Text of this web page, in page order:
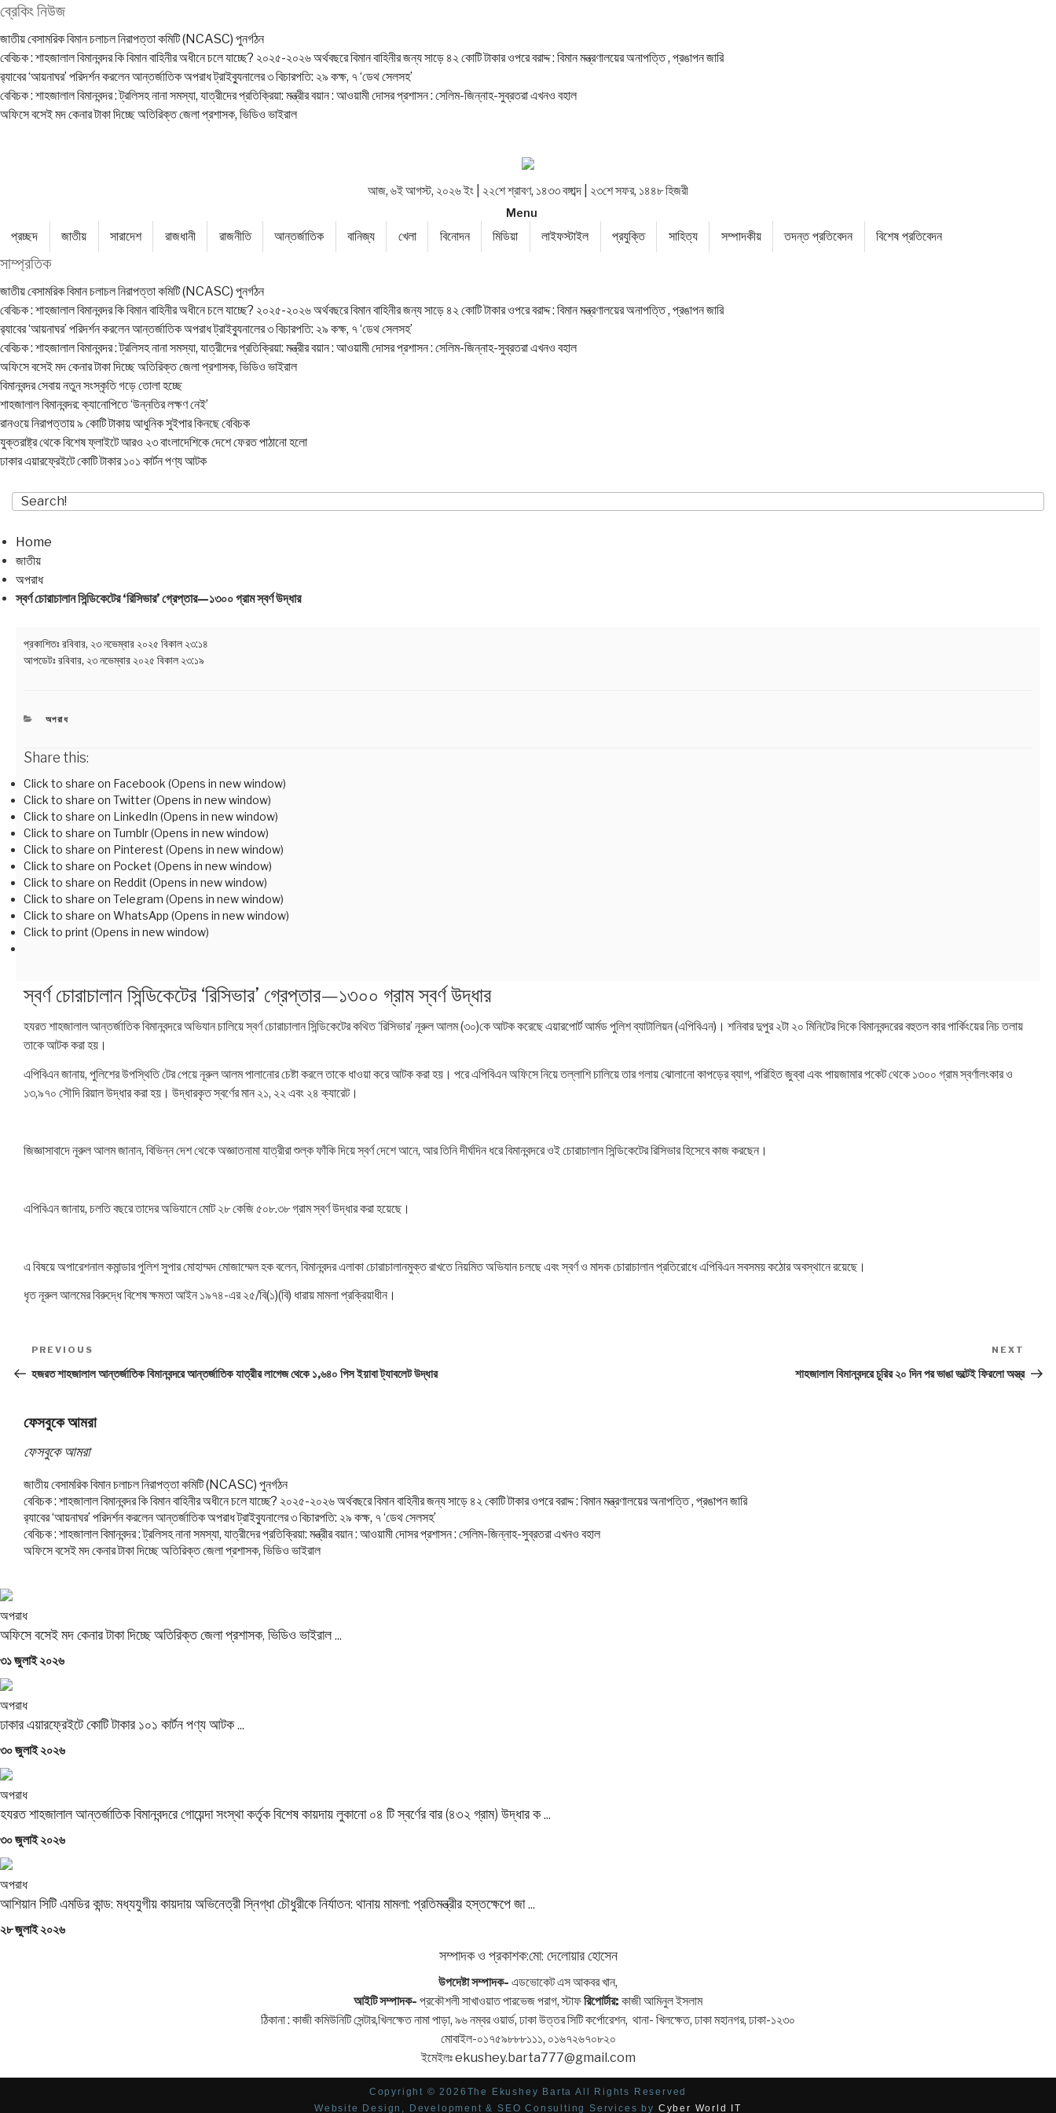
ব্রেকিং নিউজ
জাতীয় বেসামরিক বিমান চলাচল নিরাপত্তা কমিটি (NCASC) পুনর্গঠন
বেবিচক : শাহজালাল বিমানবন্দর কি বিমান বাহিনীর অধীনে চলে যাচ্ছে? ২০২৫-২০২৬ অর্থবছরে বিমান বাহিনীর জন্য সাড়ে ৪২ কোটি টাকার ওপরে বরাদ্দ : বিমান মন্ত্রণালয়ের অনাপত্তি , প্রঙাপন জারি
র‍্যাবের ‘আয়নাঘর’ পরিদর্শন করলেন আন্তর্জাতিক অপরাধ ট্রাইব্যুনালের ৩ বিচারপতি: ২৯ কক্ষ, ৭ ‘ডেথ সেলসহ’
বেবিচক : শাহজালাল বিমানবন্দর : ট্রলিসহ নানা সমস্যা, যাত্রীদের প্রতিক্রিয়া: মন্ত্রীর বয়ান : আওয়ামী দোসর প্রশাসন : সেলিম-জিন্নাহ-সুব্রতরা এখনও বহাল
অফিসে বসেই মদ কেনার টাকা দিচ্ছে অতিরিক্ত জেলা প্রশাসক, ভিডিও ভাইরাল
আজ, ৬ই আগস্ট, ২০২৬ ইং | ২২শে শ্রাবণ, ১৪৩৩ বঙ্গাব্দ | ২৩শে সফর, ১৪৪৮ হিজরী
Menu
প্রচ্ছদ জাতীয় সারাদেশ রাজধানী রাজনীতি আন্তর্জাতিক বানিজ্য খেলা বিনোদন মিডিয়া লাইফস্টাইল প্রযুক্তি সাহিত্য সম্পাদকীয় তদন্ত প্রতিবেদন বিশেষ প্রতিবেদন
সাম্প্রতিক
জাতীয় বেসামরিক বিমান চলাচল নিরাপত্তা কমিটি (NCASC) পুনর্গঠন
বেবিচক : শাহজালাল বিমানবন্দর কি বিমান বাহিনীর অধীনে চলে যাচ্ছে? ২০২৫-২০২৬ অর্থবছরে বিমান বাহিনীর জন্য সাড়ে ৪২ কোটি টাকার ওপরে বরাদ্দ : বিমান মন্ত্রণালয়ের অনাপত্তি , প্রঙাপন জারি
র‍্যাবের ‘আয়নাঘর’ পরিদর্শন করলেন আন্তর্জাতিক অপরাধ ট্রাইব্যুনালের ৩ বিচারপতি: ২৯ কক্ষ, ৭ ‘ডেথ সেলসহ’
বেবিচক : শাহজালাল বিমানবন্দর : ট্রলিসহ নানা সমস্যা, যাত্রীদের প্রতিক্রিয়া: মন্ত্রীর বয়ান : আওয়ামী দোসর প্রশাসন : সেলিম-জিন্নাহ-সুব্রতরা এখনও বহাল
অফিসে বসেই মদ কেনার টাকা দিচ্ছে অতিরিক্ত জেলা প্রশাসক, ভিডিও ভাইরাল
বিমানবন্দর সেবায় নতুন সংস্কৃতি গড়ে তোলা হচ্ছে
শাহজালাল বিমানবন্দর: ক্যানোপিতে ‘উন্নতির লক্ষণ নেই’
রানওয়ে নিরাপত্তায় ৯ কোটি টাকায় আধুনিক সুইপার কিনছে বেবিচক
যুক্তরাষ্ট্র থেকে বিশেষ ফ্লাইটে আরও ২৩ বাংলাদেশিকে দেশে ফেরত পাঠানো হলো
ঢাকার এয়ারফ্রেইটে কোটি টাকার ১০১ কার্টন পণ্য আটক
Home
জাতীয়
অপরাধ
স্বর্ণ চোরাচালান সিন্ডিকেটের ‘রিসিভার’ গ্রেপ্তার—১৩০০ গ্রাম স্বর্ণ উদ্ধার
প্রকাশিতঃরবিবার, ২৩ নভেম্বার ২০২৫ বিকাল ২৩:১৪
আপডেটঃরবিবার, ২৩ নভেম্বার ২০২৫ বিকাল ২৩:১৯
CATEGORIES
অপরাধ
Share this:
Click to share on Facebook (Opens in new window)
Click to share on Twitter (Opens in new window)
Click to share on LinkedIn (Opens in new window)
Click to share on Tumblr (Opens in new window)
Click to share on Pinterest (Opens in new window)
Click to share on Pocket (Opens in new window)
Click to share on Reddit (Opens in new window)
Click to share on Telegram (Opens in new window)
Click to share on WhatsApp (Opens in new window)
Click to print (Opens in new window)
স্বর্ণ চোরাচালান সিন্ডিকেটের ‘রিসিভার’ গ্রেপ্তার—১৩০০ গ্রাম স্বর্ণ উদ্ধার
হযরত শাহজালাল আন্তর্জাতিক বিমানবন্দরে অভিযান চালিয়ে স্বর্ণ চোরাচালান সিন্ডিকেটের কথিত ‘রিসিভার’ নূরুল আলম (৩০)কে আটক করেছে এয়ারপোর্ট আর্মড পুলিশ ব্যাটালিয়ন (এপিবিএন)। শনিবার দুপুর ২টা ২০ মিনিটের দিকে বিমানবন্দরের বহুতল কার পার্কিংয়ের নিচ তলায়
তাকে আটক করা হয়।
এপিবিএন জানায়, পুলিশের উপস্থিতি টের পেয়ে নূরুল আলম পালানোর চেষ্টা করলে তাকে ধাওয়া করে আটক করা হয়। পরে এপিবিএন অফিসে নিয়ে তল্লাশি চালিয়ে তার গলায় ঝোলানো কাপড়ের ব্যাগ, পরিহিত জুব্বা এবং পায়জামার পকেট থেকে ১৩০০ গ্রাম স্বর্ণালংকার ও
১৩,৯৭০ সৌদি রিয়াল উদ্ধার করা হয়। উদ্ধারকৃত স্বর্ণের মান ২১, ২২ এবং ২৪ ক্যারেট।
জিজ্ঞাসাবাদে নূরুল আলম জানান, বিভিন্ন দেশ থেকে অজ্ঞাতনামা যাত্রীরা শুল্ক ফাঁকি দিয়ে স্বর্ণ দেশে আনে, আর তিনি দীর্ঘদিন ধরে বিমানবন্দরে ওই চোরাচালান সিন্ডিকেটের রিসিভার হিসেবে কাজ করছেন।
এপিবিএন জানায়, চলতি বছরে তাদের অভিযানে মোট ২৮ কেজি ৫০৮.৩৮ গ্রাম স্বর্ণ উদ্ধার করা হয়েছে।
এ বিষয়ে অপারেশনাল কমান্ডার পুলিশ সুপার মোহাম্মদ মোজাম্মেল হক বলেন, বিমানবন্দর এলাকা চোরাচালানমুক্ত রাখতে নিয়মিত অভিযান চলছে এবং স্বর্ণ ও মাদক চোরাচালান প্রতিরোধে এপিবিএন সবসময় কঠোর অবস্থানে রয়েছে।
ধৃত নূরুল আলমের বিরুদ্ধে বিশেষ ক্ষমতা আইন ১৯৭৪-এর ২৫/বি(১)(বি) ধারায় মামলা প্রক্রিয়াধীন।
Post
Previous
Post
PREVIOUS
হজরত শাহজালাল আন্তর্জাতিক বিমানবন্দরে আন্তর্জাতিক যাত্রীর লাগেজ থেকে ১,৬৪০ পিস ইয়াবা ট্যাবলেট উদ্ধার
Post
NEXT
শাহজালাল বিমানবন্দরে চুরির ২০ দিন পর ভাঙা ভল্টেই ফিরলো অস্ত্র
ফেসবুকে আমরা
ফেসবুকে আমরা
জাতীয় বেসামরিক বিমান চলাচল নিরাপত্তা কমিটি (NCASC) পুনর্গঠন
বেবিচক : শাহজালাল বিমানবন্দর কি বিমান বাহিনীর অধীনে চলে যাচ্ছে? ২০২৫-২০২৬ অর্থবছরে বিমান বাহিনীর জন্য সাড়ে ৪২ কোটি টাকার ওপরে বরাদ্দ : বিমান মন্ত্রণালয়ের অনাপত্তি , প্রঙাপন জারি
র‍্যাবের ‘আয়নাঘর’ পরিদর্শন করলেন আন্তর্জাতিক অপরাধ ট্রাইব্যুনালের ৩ বিচারপতি: ২৯ কক্ষ, ৭ ‘ডেথ সেলসহ’
বেবিচক : শাহজালাল বিমানবন্দর : ট্রলিসহ নানা সমস্যা, যাত্রীদের প্রতিক্রিয়া: মন্ত্রীর বয়ান : আওয়ামী দোসর প্রশাসন : সেলিম-জিন্নাহ-সুব্রতরা এখনও বহাল
অফিসে বসেই মদ কেনার টাকা দিচ্ছে অতিরিক্ত জেলা প্রশাসক, ভিডিও ভাইরাল
অপরাধ
অফিসে বসেই মদ কেনার টাকা দিচ্ছে অতিরিক্ত জেলা প্রশাসক, ভিডিও ভাইরাল ...
Posted
on
৩১ জুলাই ২০২৬
অপরাধ
ঢাকার এয়ারফ্রেইটে কোটি টাকার ১০১ কার্টন পণ্য আটক ...
Posted
on
৩০ জুলাই ২০২৬
অপরাধ
হযরত শাহজালাল আন্তর্জাতিক বিমানবন্দরে গোয়েন্দা সংস্থা কর্তৃক বিশেষ কায়দায় লুকানো ০৪ টি স্বর্ণের বার (৪৩২ গ্রাম) উদ্ধার ক ...
Posted
on
৩০ জুলাই ২০২৬
অপরাধ
আশিয়ান সিটি এমডির কান্ড: মধ্যযুগীয় কায়দায় অভিনেত্রী স্নিগ্ধা চৌধুরীকে নির্যাতন: থানায় মামলা: প্রতিমন্ত্রীর হস্তক্ষেপে জা ...
Posted
২৮ জুলাই ২০২৬
সম্পাদক ও প্রকাশক:মো: দেলোয়ার হোসেন
উপদেষ্টা সম্পাদক- এডভোকেট এস আকবর খান,
আইটি সম্পাদক- প্রকৌশলী সাখাওয়াত পারভেজ পরাগ, স্টাফরিপোর্টার: কাজী আমিনুল ইসলাম
ঠিকানা : কাজী কমিউনিটি সেন্টার,খিলক্ষেত নামা পাড়া, ৯৬ নম্বর ওয়ার্ড, ঢাকা উত্তর সিটি কর্পোরেশন, থানা- খিলক্ষেত, ঢাকা মহানগর, ঢাকা-১২৩০
মোবাইল-০১৭৫৯৮৮৮১১১, ০১৬৭২৬৭০৮২০
ইমেইলঃ ekushey.barta777@gmail.com
Copyright © 2026The Ekushey Barta All Rights Reserved
Website Design, Development & SEO Consulting Services by Cyber World IT